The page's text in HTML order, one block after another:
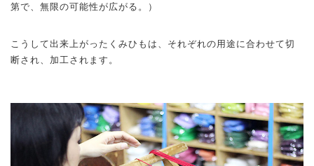
第で、無限の可能性が広がる。）
こうして出来上がったくみひもは、それぞれの用途に合わせて切
断され、加工されます。